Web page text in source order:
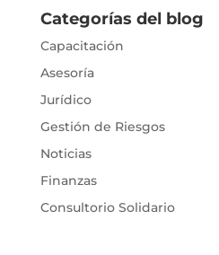
Categorías del blog
Capacitación
Asesoría
Jurídico
Gestión de Riesgos
Noticias
Finanzas
Consultorio Solidario